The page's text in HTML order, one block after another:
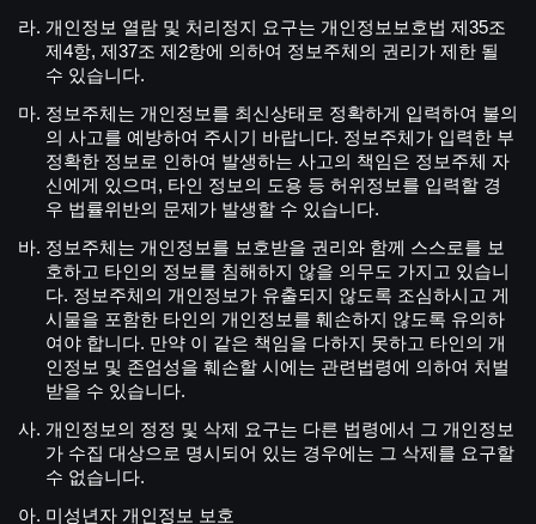
개인정보 열람 및 처리정지 요구는 개인정보보호법 제35조
제4항, 제37조 제2항에 의하여 정보주체의 권리가 제한 될
수 있습니다.
정보주체는 개인정보를 최신상태로 정확하게 입력하여 불의
의 사고를 예방하여 주시기 바랍니다. 정보주체가 입력한 부
정확한 정보로 인하여 발생하는 사고의 책임은 정보주체 자
신에게 있으며, 타인 정보의 도용 등 허위정보를 입력할 경
우 법률위반의 문제가 발생할 수 있습니다.
정보주체는 개인정보를 보호받을 권리와 함께 스스로를 보
호하고 타인의 정보를 침해하지 않을 의무도 가지고 있습니
다. 정보주체의 개인정보가 유출되지 않도록 조심하시고 게
시물을 포함한 타인의 개인정보를 훼손하지 않도록 유의하
여야 합니다. 만약 이 같은 책임을 다하지 못하고 타인의 개
인정보 및 존엄성을 훼손할 시에는 관련법령에 의하여 처벌
받을 수 있습니다.
개인정보의 정정 및 삭제 요구는 다른 법령에서 그 개인정보
가 수집 대상으로 명시되어 있는 경우에는 그 삭제를 요구할
수 없습니다.
미성년자 개인정보 보호